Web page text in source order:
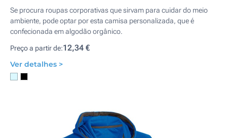
Se procura roupas corporativas que sirvam para cuidar do meio
ambiente, pode optar por esta camisa personalizada, que é
confecionada em algodão orgânico.
Preço a partir de:12,34 €
Ver detalhes >